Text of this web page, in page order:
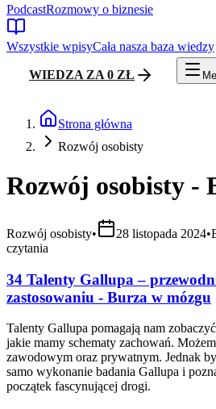
PodcastRozmowy o biznesie
Wszystkie wpisyCała nasza baza wiedzy
WIEDZA ZA 0 ZŁ
Strona główna
Rozwój osobisty
Rozwój osobisty -
Rozwój osobisty• 28 listopada 2024•
czytania
34 Talenty Gallupa –
zastosowaniu - Burza w mózgu
Talenty Gallupa pomagają nam
jakie mamy schematy zachowań.
zawodowym oraz prywatnym. Jednak
samo wykonanie badania Gallupa i
początek fascynującej drogi.